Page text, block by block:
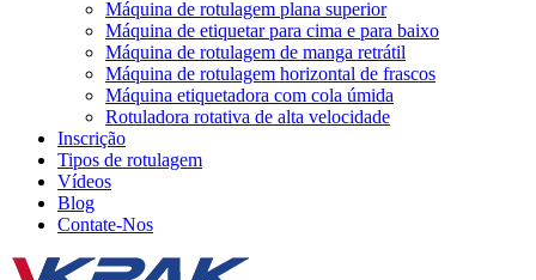
Máquina de rotulagem plana superior
Máquina de etiquetar para cima e para baixo
Máquina de rotulagem de manga retrátil
Máquina de rotulagem horizontal de frascos
Máquina etiquetadora com cola úmida
Rotuladora rotativa de alta velocidade
Inscrição
Tipos de rotulagem
Vídeos
Blog
Contate-Nos